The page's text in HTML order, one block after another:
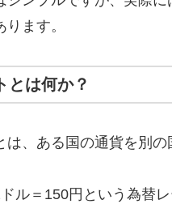
ます。
とは何か？
は、ある国の通貨を別の
ル＝150円という為替